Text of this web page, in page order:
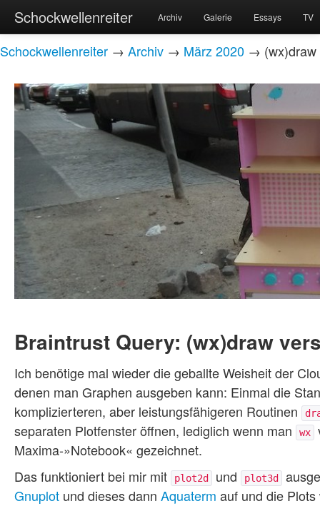
Schockwellenreiter Archiv Galerie Essays TV
Schockwellenreiter → Archiv → März 2020 → (wx)draw
Braintrust Query: (wx)draw
Ich benötige mal wieder die geballte Weisheit der
denen man Graphen ausgeben kann: Einmal die
komplizierteren, aber leistungsfähigeren Routinen
separaten Plotfenster öffnen, lediglich wenn man wx
Maxima-»Notebook« gezeichnet.
Das funktioniert bei mir mit
plot2d und plot3d
Gnuplot und dieses dann Aquaterm auf und die